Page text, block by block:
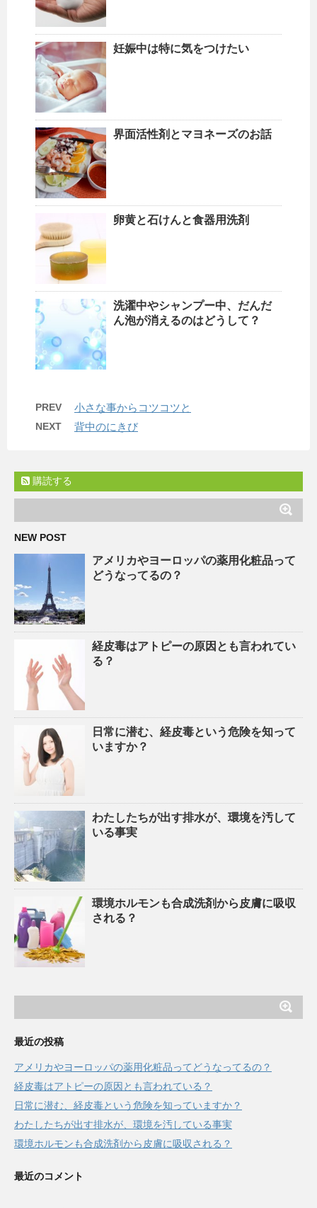
妊娠中は特に気をつけたい
界面活性剤とマヨネーズのお話
卵黄と石けんと食器用洗剤
洗濯中やシャンプー中、だんだ
ん泡が消えるのはどうして？
PREV 小さな事からコツコツと
NEXT 背中のにきび
購読する
NEW POST
アメリカやヨーロッパの薬用化粧品って
どうなってるの？
経皮毒はアトピーの原因とも言われてい
る？
日常に潜む、経皮毒という危険を知って
いますか？
わたしたちが出す排水が、環境を汚して
いる事実
環境ホルモンも合成洗剤から皮膚に吸収
される？
最近の投稿
アメリカやヨーロッパの薬用化粧品ってどうなってるの？
経皮毒はアトピーの原因とも言われている？
日常に潜む、経皮毒という危険を知っていますか？
わたしたちが出す排水が、環境を汚している事実
環境ホルモンも合成洗剤から皮膚に吸収される？
最近のコメント